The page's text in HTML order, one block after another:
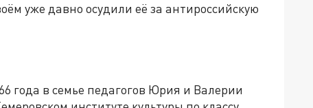
уже давно осудили её за антироссийскую
года в семье педагогов Юрия и Валерии